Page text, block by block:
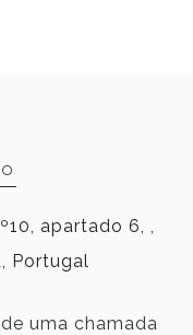
apartado 6, ,
Portugal
uma chamada